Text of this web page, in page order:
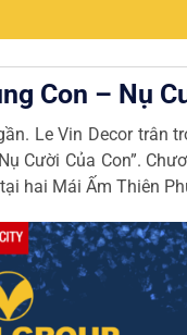
Con – Nụ
Le Vin Decortrân
Cười Của Con”.
hai Mái Ấm Thiên